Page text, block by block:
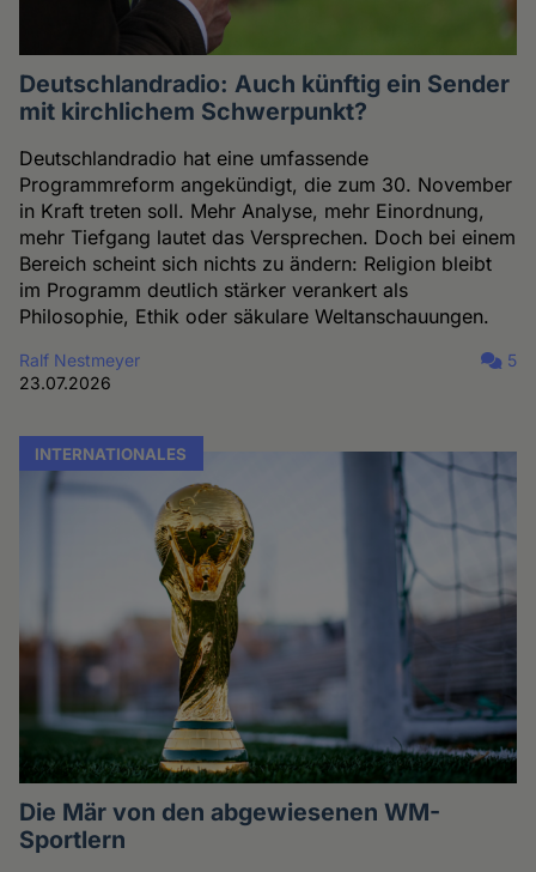
Deutschlandradio: Auch künftig ein Sender
mit kirchlichem Schwerpunkt?
Deutschlandradio hat eine umfassende
Programmreform angekündigt, die zum 30. November
in Kraft treten soll. Mehr Analyse, mehr Einordnung,
mehr Tiefgang lautet das Versprechen. Doch bei einem
Bereich scheint sich nichts zu ändern: Religion bleibt
im Programm deutlich stärker verankert als
Philosophie, Ethik oder säkulare Weltanschauungen.
Ralf Nestmeyer
23.07.2026
5
INTERNATIONALES
Die Mär von den abgewiesenen WM-
Sportlern